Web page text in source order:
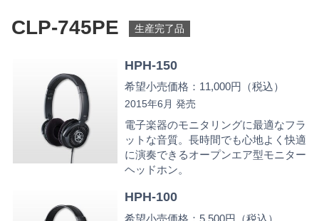
CLP-745PE 生産完了品
HPH-150
希望小売価格：11,000円（税込）
2015年6月 発売
電子楽器のモニタリングに最適なフラ
ットな音質。長時間でも心地よく快適
に演奏できるオープンエア型モニター
ヘッドホン。
HPH-100
希望小売価格：5,500円（税込）